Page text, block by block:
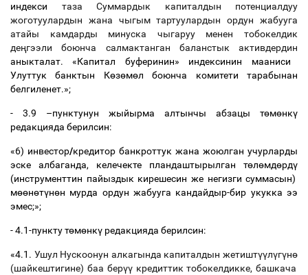
индекси таза Суммардык капиталдын потенциалдуу
жоготуулардын жана чыгым тартуулардын ордун жабууга
атайы камдарды минуска чыгаруу менен тобокелдик
деңгээли боюнча салмактанган баланстык активдердин
аныкталат. «Капитал буферинин» индексинин мааниси
Улуттук банктын Көзөмөл боюнча комитети тарабынан
белгиленет.»;
- 3.9 –пунктунун жыйырма алтынчы абзацы төмөнкү
редакцияда берилсин:
«6) инвестор/кредитор банкроттук жана жоюлган учурларды
эске албаганда, келечекте пландаштырылган төлөмдөрдү
(инструменттин пайыздык кирешесин же негизги суммасын)
мөөнөтүнөн мурда ордун жабууга кандайдыр-бир укукка ээ
эмес;»;
- 4.1-пункту төмөнкү редакцияда берилсин:
«4.1. Ушул Нускоонун алкагында капиталдын жетиштүүлүгүнө
(шайкештигине) баа берүүкредиттик тобокелдикке, башкача